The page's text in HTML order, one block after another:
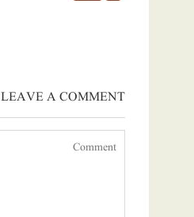
LEAVE A COMMENT